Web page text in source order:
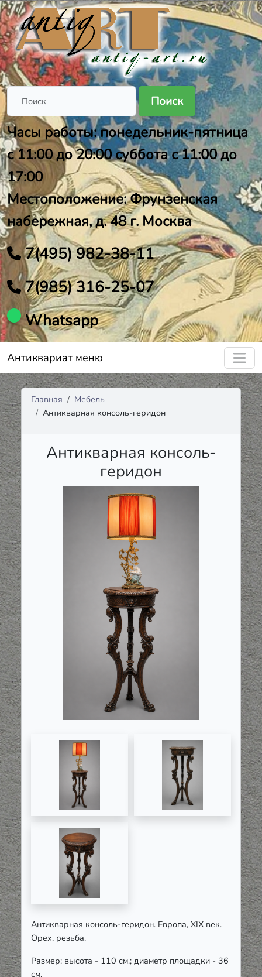
Поиск
Часы работы: понедельник-пятница
с 11:00 до 20:00 суббота с 11:00 до
17:00
Местоположение: Фрунзенская
набережная, д. 48 г. Москва
7(495) 982-38-11
7(985) 316-25-07
Whatsapp
Антиквариат меню
Главная
Мебель
Антикварная консоль-геридон
Антикварная консоль-
геридон
Антикварная консоль-геридон. Европа, XIX век.
Орех, резьба.
Размер: высота - 110 см.; диаметр площадки - 36
см.